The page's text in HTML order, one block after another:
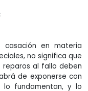
en materia
no significa que
al fallo deben
de exponerse con
lo fundamentan, y lo